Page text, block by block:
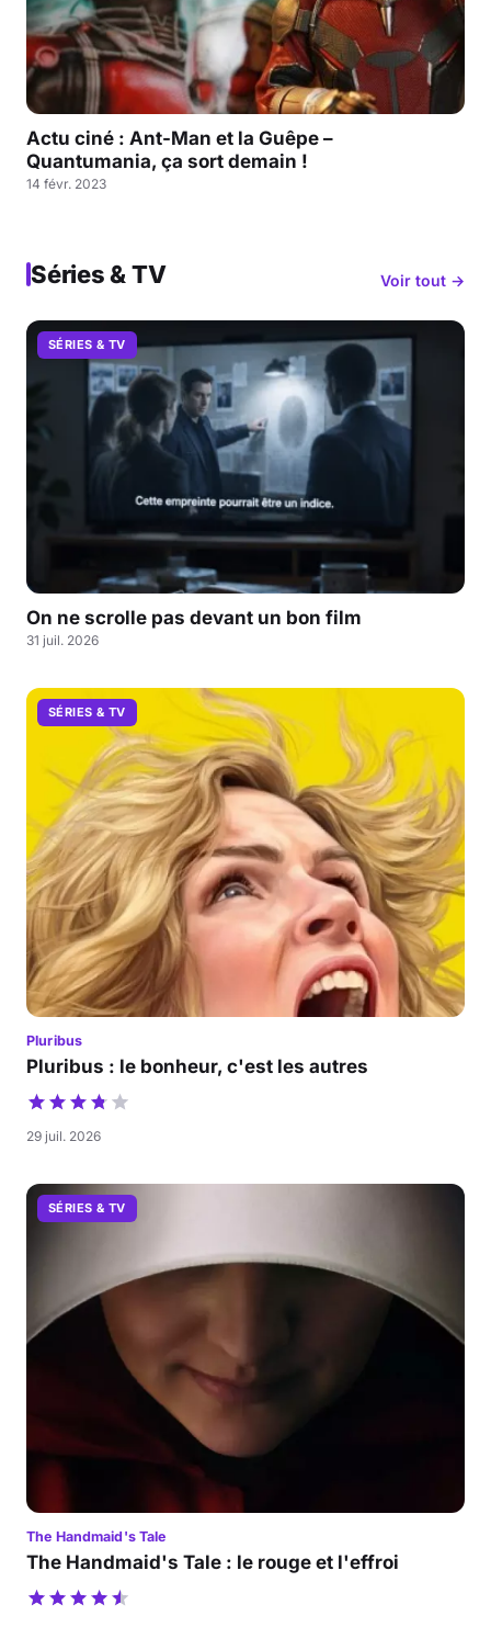
Actu ciné : Ant-Man et la Guêpe –
Quantumania, ça sort demain !
14 févr. 2023
Séries & TV Voir tout →
SÉRIES & TV
On ne scrolle pas devant un bon film
31 juil. 2026
SÉRIES & TV
Pluribus
Pluribus : le bonheur, c'est les autres
29 juil. 2026
SÉRIES & TV
The Handmaid's Tale
The Handmaid's Tale : le rouge et l'effroi